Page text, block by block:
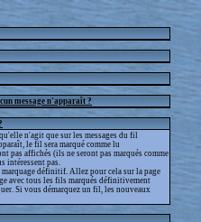
message n'apparaît ?
n'agit que sur les messages du fil
le fil sera marqué comme lu
pas affichés (ils ne seront pas marqués comme
intéressent pas.
définitif. Allez pour cela sur la page
avec tous les fils marqués définitivement
Si vous démarquez un fil, les nouveaux